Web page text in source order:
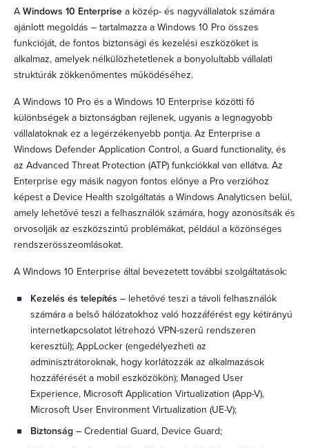
A Windows 10 Enterprise a közép- és nagyvállalatok számára
ajánlott megoldás – tartalmazza a Windows 10 Pro összes
funkcióját, de fontos biztonsági és kezelési eszközöket is
alkalmaz, amelyek nélkülözhetetlenek a bonyolultabb vállalati
struktúrák zökkenőmentes működéséhez.
A Windows 10 Pro és a Windows 10 Enterprise közötti fő
különbségek a biztonságban rejlenek, ugyanis a legnagyobb
vállalatoknak ez a legérzékenyebb pontja. Az Enterprise a
Windows Defender Application Control, a Guard functionality, és
az Advanced Threat Protection (ATP) funkciókkal van ellátva. Az
Enterprise egy másik nagyon fontos előnye a Pro verzióhoz
képest a Device Health szolgáltatás a Windows Analyticsen belül,
amely lehetővé teszi a felhasználók számára, hogy azonosítsák és
orvosolják az eszközszintű problémákat, például a közönséges
rendszerösszeomlásokat.
A Windows 10 Enterprise által bevezetett további szolgáltatások:
Kezelés és telepítés – lehetővé teszi a távoli felhasználók
számára a belső hálózatokhoz való hozzáférést egy kétirányú
internetkapcsolatot létrehozó VPN-szerű rendszeren
keresztül); AppLocker (engedélyezheti az
adminisztrátoroknak, hogy korlátozzák az alkalmazások
hozzáférését a mobil eszközökön); Managed User
Experience, Microsoft Application Virtualization (App-V),
Microsoft User Environment Virtualization (UE-V);
Biztonság – Credential Guard, Device Guard;